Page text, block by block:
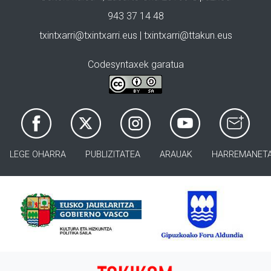
943 37 14 48
txintxarri@txintxarri.eus | txintxarri@ttakun.eus
Codesyntaxek garatua
LEGE OHARRA PUBLIZITATEA ARAUAK